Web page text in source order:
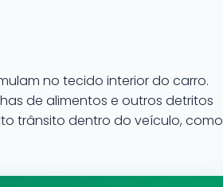
no tecido interior do carro.
de alimentos e outros detritos
trânsito dentro do veículo, como